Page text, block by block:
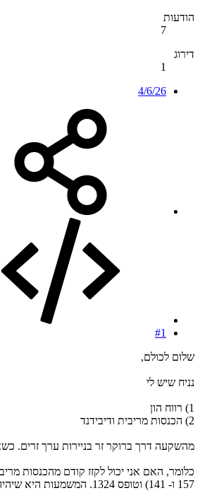
הודעות
7
דירוג
1
4/6/26
#1
שלום לכולם,
נניח שיש לי
1) רווח הון
2) הכנסות מריבית ודיבידנד
מהשקעה דרך ברוקר זר בניירות ערך זרים.
157 ו- 141) וטופס 1324. המשמעות היא שיהיה יותר רווח הון חייב במס כך שלא משנה בסה"כ את גובה המס המשולם.